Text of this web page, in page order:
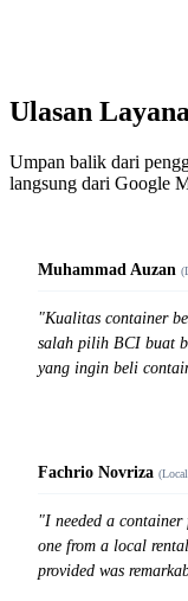
Ulasan
Umpan balik dari
langsung dari Google
Muhammad Auzan
"Kualitas container
salah pilih BCI buat
yang ingin beli
Fachrio Novriza
"I needed a
one from a local
provided was